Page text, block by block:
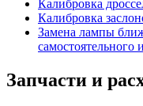
Калибровка
Калибровка
Замена лампы
самостоятельного
Запчасти и